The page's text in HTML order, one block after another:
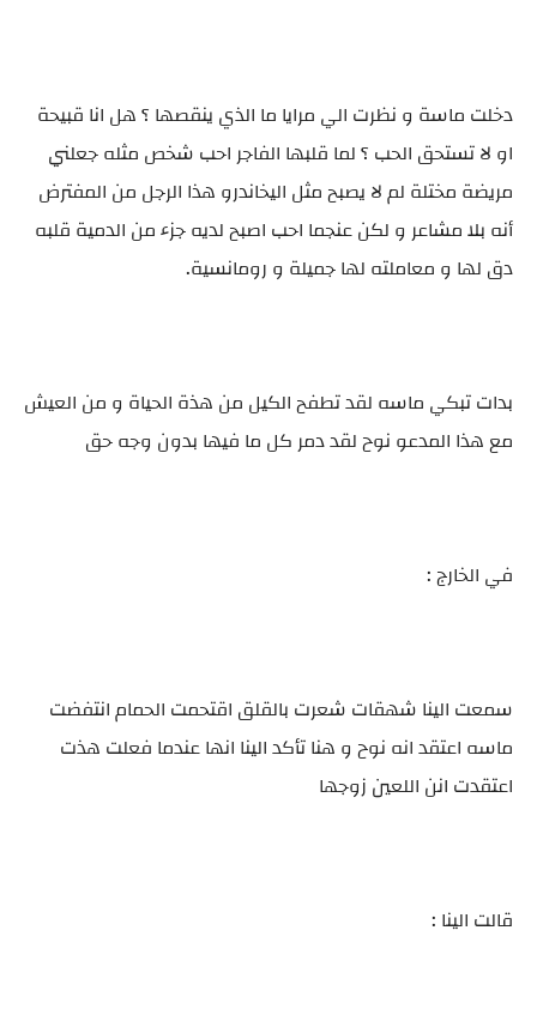
دخلت ماسة و نظرت الي مرايا ما الذي ينقصها ؟ هل انا قبيحة
او لا تستحق الحب ؟ لما قلبها الفاجر احب شخص مثله جعلني
مريضة مختلة لم لا يصبح مثل اليخاندرو هذا الرجل من المفترض
أنه بلا مشاعر و لكن عنجما احب اصبح لديه جزء من الدمية قلبه
دق لها و معاملته لها جميلة و رومانسية.
بدات تبكي ماسه لقد تطفح الكيل من هذة الحياة و من العيش
مع هذا المدعو نوح لقد دمر كل ما فيها بدون وجه حق
في الخارج :
سمعت الينا شهقات شعرت بالقلق اقتحمت الحمام انتفضت
ماسه اعتقد انه نوح و هنا تأكد الينا انها عندما فعلت هذت
اعتقدت انن اللعين زوجها
قالت الينا :